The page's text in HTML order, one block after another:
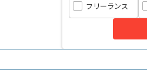
フリーランス